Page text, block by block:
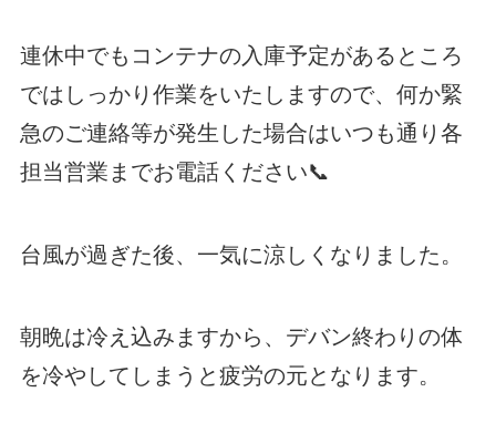
連休中でもコンテナの入庫予定があるところ
ではしっかり作業をいたしますので、何か緊
急のご連絡等が発生した場合はいつも通り各
担当営業までお電話ください📞
台風が過ぎた後、一気に涼しくなりました。
朝晩は冷え込みますから、デバン終わりの体
を冷やしてしまうと疲労の元となります。